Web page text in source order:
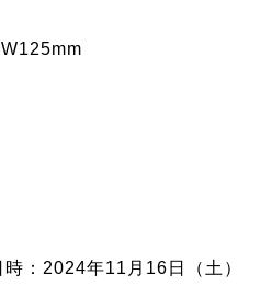
時：2024年11月16日（土）